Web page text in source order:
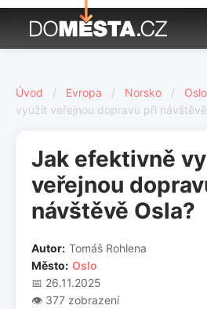
Úvod / Evropa / Norsko / Oslo
využít veřejnou dopravu při návštěvě
Jak efektivně
veřejnou
návštěvě Osla?
Autor: Tomáš Rohlena
Město: Oslo
📅 26.11.2025
👁️ 377 zobrazení